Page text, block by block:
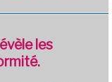
les